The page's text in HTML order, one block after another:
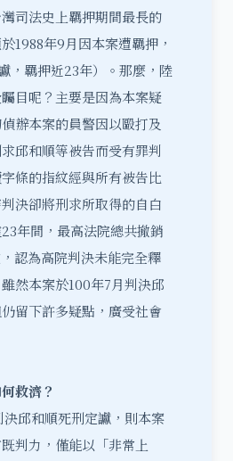
司法史上羈押期間最長的
1988年9月因本案遭羈押，
，羈押近23年）。那麼，陸
目呢？主要是因為本案疑
辦本案的員警因以毆打及
邱和順等被告而受有罪判
條的指紋經與所有被告比
決卻將刑求所取得的自白
年間，最高法院總共撤銷
認為高院判決未能完全釋
然本案於100年7月判決邱
留下許多疑點，廣受社會
救濟？
邱和順死刑定讞，則本案
判力，僅能以「非常上